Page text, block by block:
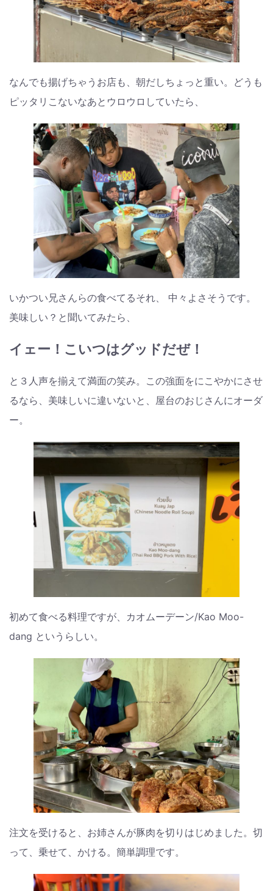
なんでも揚げちゃうお店も、朝だしちょっと重い。どうも
ピッタリこないなあとウロウロしていたら、
いかつい兄さんらの食べてるそれ、 中々よさそうです。
美味しい？と聞いてみたら、
イェー！こいつはグッドだぜ！
と３人声を揃えて満面の笑み。この強面をにこやかにさせ
るなら、美味しいに違いないと、屋台のおじさんにオーダ
ー。
初めて食べる料理ですが、カオムーデーン/Kao Moo-
dang というらしい。
注文を受けると、お姉さんが豚肉を切りはじめました。切
って、乗せて、かける。簡単調理です。